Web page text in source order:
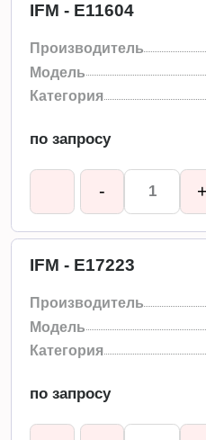
IFM - E11604
Производитель
Модель
Категория
по запросу
- +
IFM - E17223
Производитель
Модель
Категория
по запросу